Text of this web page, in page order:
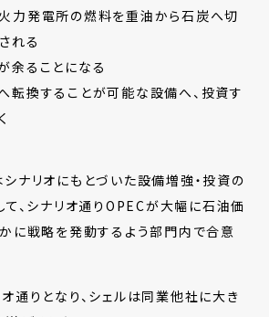
力発電所の燃料を重油から石炭へ切
れる
余ることになる
転換することが可能な設備へ、投資す
ナリオにもとづいた設備増強・投資の
て、シナリオ通りOPECが大幅に石油価
に戦略を発動するよう部門内で合意
通りとなり、シェルは同業他社に大き